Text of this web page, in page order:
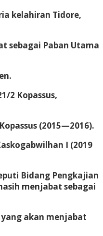
kelahiran Tidore,
sebagai Paban Utama
2 Kopassus,
(2015—2016).
I (2019
Bidang Pengkajian
menjabat sebagai
akan menjabat